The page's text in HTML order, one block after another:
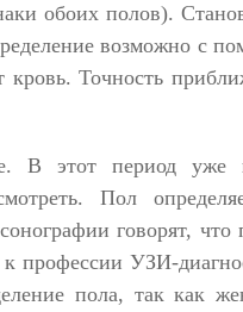
обоих полов).
возможно с
Точность
В этот период уже
Пол
говорят, что
профессии УЗИ-
пола, так как